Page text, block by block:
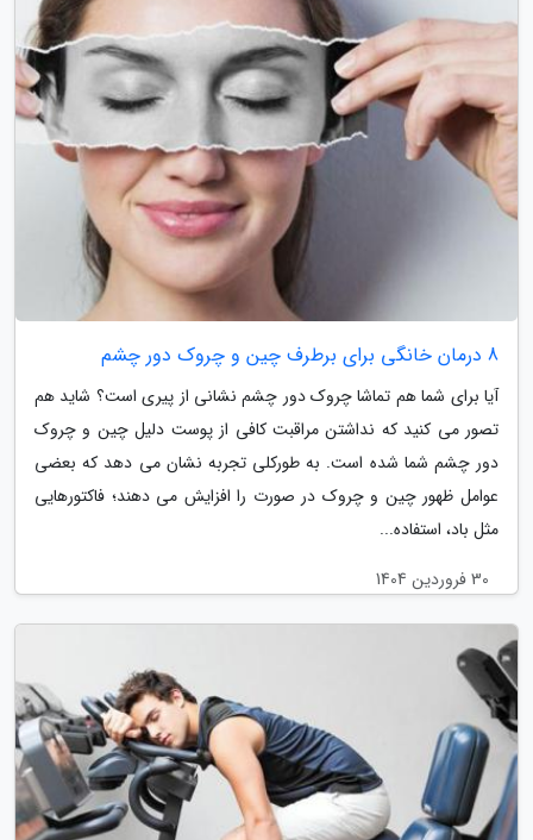
8 درمان خانگی برای برطرف چین و چروک دور چشم
آیا برای شما هم تماشا چروک دور چشم نشانی از پیری است؟ شاید هم
تصور می کنید که نداشتن مراقبت کافی از پوست دلیل چین و چروک
دور چشم شما شده است. به طورکلی تجربه نشان می دهد که بعضی
عوامل ظهور چین و چروک در صورت را افزایش می دهند؛ فاکتورهایی
مثل باد، استفاده...
30 فروردین 1404